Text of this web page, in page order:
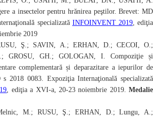
a insectelor pentru hrănirea peştilor. Brevet: MD
specializată INFOINVENT 2019, ediţia
2019
Ş.; SAVIN, A.; ERHAN, D.; CECOI, O.;
GROSU, GH.; GOLOGAN, I. Compoziţie și
complementară și deparazitare a iepurilor de
s 2018 0083. Expoziţia Internaţională specializată
, ediţia a XVI-a, 20-23 noiembrie 2019. Medalie
M.; RUSU, Ş.; ERHAN, D.;Lungu, A.;